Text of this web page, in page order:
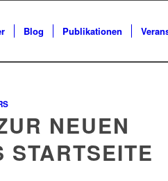
Blog Publikationen
NEUEN
STARTSEITE